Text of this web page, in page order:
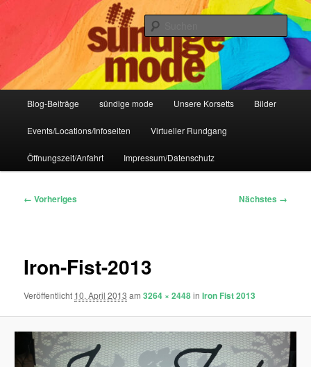
Sündige Mode Frankfurt
IHR Laden für Korsetts, Lifestyle-Mode, Club- und Dark-Wear seit 2004
Blog-Beiträge sündige mode Unsere Korsetts Bilder
Events/Locations/Infoseiten Virtueller Rundgang
Öffnungszeit/Anfahrt Impressum/Datenschutz
Bilder-
← Vorheriges Nächstes →
Iron-Fist-2013
Veröffentlicht 10. April 2013 am3264 × 2448inIron Fist 2013